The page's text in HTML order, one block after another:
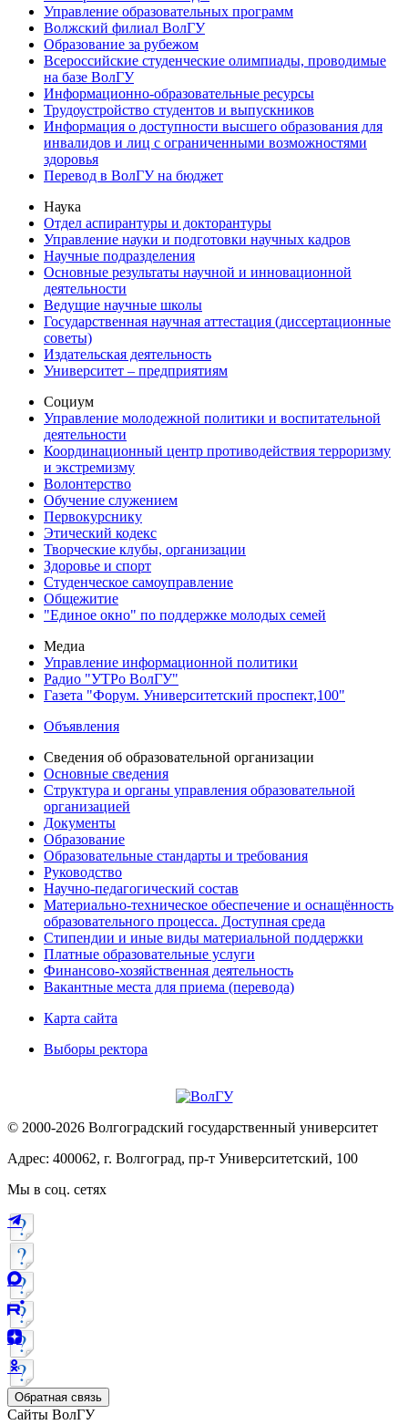
Управление образовательных программ
Волжский филиал ВолГУ
Образование за рубежом
Всероссийские студенческие олимпиады, проводимые
на базе ВолГУ
Информационно-образовательные ресурсы
Трудоустройство студентов и выпускников
Информация о доступности высшего образования для
инвалидов и лиц с ограниченными возможностями
здоровья
Перевод в ВолГУ на бюджет
Наука
Отдел аспирантуры и докторантуры
Управление науки и подготовки научных кадров
Научные подразделения
Основные результаты научной и инновационной
деятельности
Ведущие научные школы
Государственная научная аттестация (диссертационные
советы)
Издательская деятельность
Университет – предприятиям
Социум
Управление молодежной политики и воспитательной
деятельности
Координационный центр противодействия терроризму
и экстремизму
Волонтерство
Обучение служением
Первокурснику
Этический кодекс
Творческие клубы, организации
Здоровье и спорт
Студенческое самоуправление
Общежитие
"Единое окно" по поддержке молодых семей
Медиа
Управление информационной политики
Радио "УТРо ВолГУ"
Газета "Форум. Университетский проспект,100"
Объявления
Сведения об образовательной организации
Основные сведения
Структура и органы управления образовательной
организацией
Документы
Образование
Образовательные стандарты и требования
Руководство
Научно-педагогический состав
Материально-техническое обеспечение и оснащённость
образовательного процесса. Доступная среда
Стипендии и иные виды материальной поддержки
Платные образовательные услуги
Финансово-хозяйственная деятельность
Вакантные места для приема (перевода)
Карта сайта
Выборы ректора
© 2000-2026 Волгоградский государственный университет
Адрес: 400062, г. Волгоград, пр-т Университетский, 100
Мы в соц. сетях
Обратная связь
Сайты ВолГУ